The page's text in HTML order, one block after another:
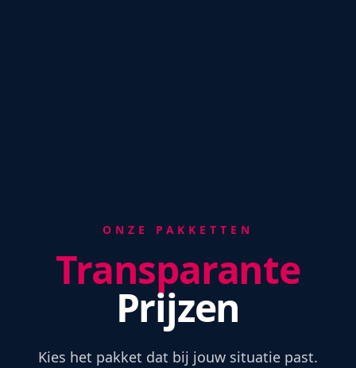
ONZE PAKKETTEN
Transparante
Prijzen
Kies het pakket dat bij jouw situatie past.